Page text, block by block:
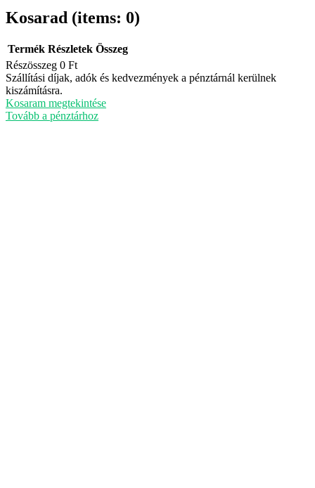
Kosarad (items: 0)
Termékek
a
kosárban
Termék Részletek Összeg
Részösszeg 0 Ft
Szállítási díjak, adók és kedvezmények a pénztárnál kerülnek
kiszámításra.
Kosaram megtekintése
Tovább a pénztárhoz